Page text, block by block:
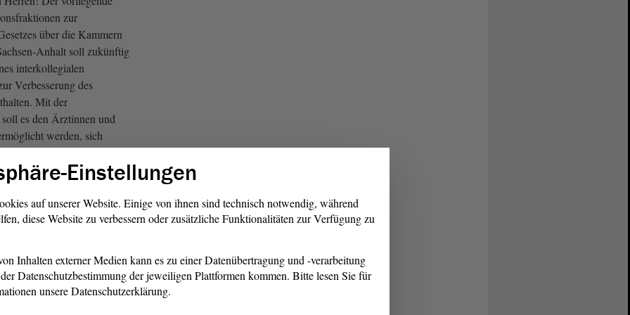
zur
über die Kammern
Anhalt soll zukünftig
interkollegialen
Verbesserung des
Mit der
es den Ärztinnen und
werden, sich
zu können, wenn
einen Verdacht auf
gibt.
bedeutet dann für Ärzte
denn bisher
Austausch der
Eine Entbindung
kann nur durch die
bzw. die
Einstellungen
auf unserer Website. Einige von ihnen sind technisch notwendig, während
diese Website zu verbessern oder zusätzliche Funktionalitäten zur Verfügung zu
Inhalten externer Medien kann es zu einer Datenübertragung und -verarbeitung
Datenschutzbestimmung der jeweiligen Plattformen kommen. Bitte lesen Sie für
unsere Datenschutzerklärung.